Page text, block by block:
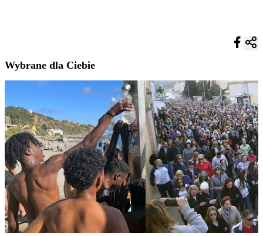
Wybrane dla Ciebie